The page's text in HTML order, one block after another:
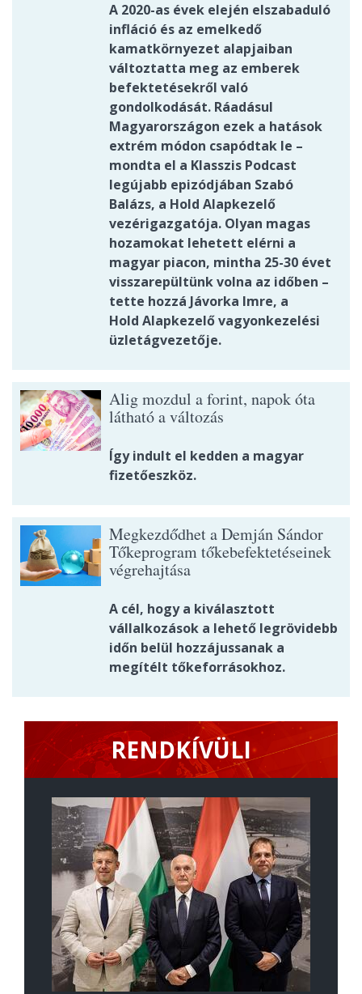
A 2020-as évek elején elszabaduló
infláció és az emelkedő
kamatkörnyezet alapjaiban
változtatta meg az emberek
befektetésekről való
gondolkodását. Ráadásul
Magyarországon ezek a hatások
extrém módon csapódtak le –
mondta el a Klasszis Podcast
legújabb epizódjában Szabó
Balázs, a Hold Alapkezelő
vezérigazgatója. Olyan magas
hozamokat lehetett elérni a
magyar piacon, mintha 25-30 évet
visszarepültünk volna az időben –
tette hozzá Jávorka Imre, a
Hold Alapkezelő vagyonkezelési
üzletágvezetője.
Alig mozdul a forint, napok óta
látható a változás
Így indult el kedden a magyar
fizetőeszköz.
Megkezdődhet a Demján Sándor
Tőkeprogram tőkebefektetéseinek
végrehajtása
A cél, hogy a kiválasztott
vállalkozások a lehető legrövidebb
időn belül hozzájussanak a
megítélt tőkeforrásokhoz.
RENDKÍVÜLI